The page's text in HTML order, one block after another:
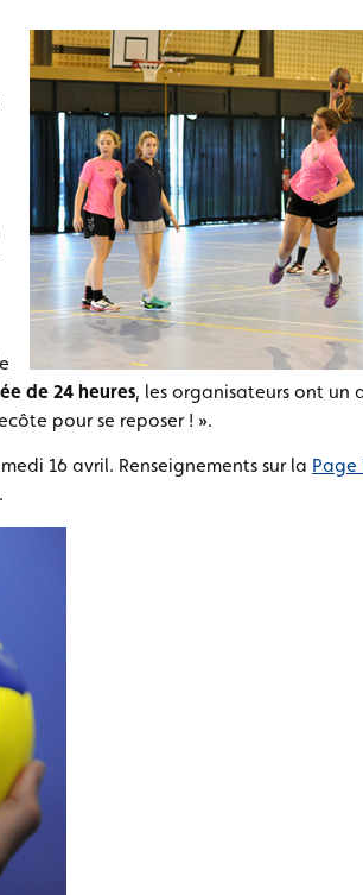
de 24 heures, les organisateurs ont un
pour se reposer ! ».
16 avril. Renseignements sur la Page